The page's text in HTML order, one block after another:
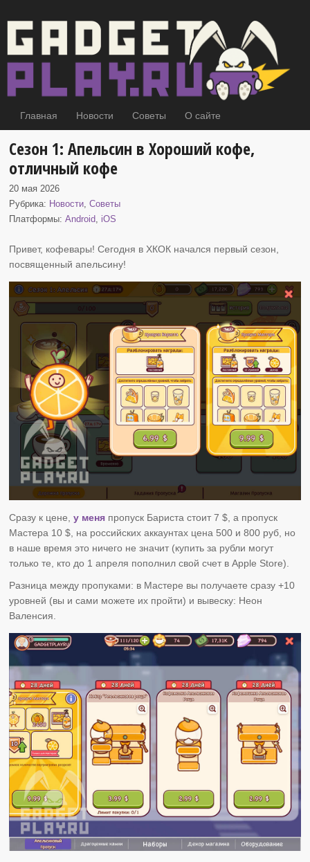
Главная Новости Советы О сайте
Сезон 1: Апельсин в Хороший кофе,
отличный кофе
20 мая 2026
Рубрика: Новости,Советы
Платформы:Android, iOS
Привет, кофевары! Сегодня в ХКОК начался первый сезон,
посвященный апельсину!
Сразу к цене,у меня пропуск Бариста стоит 7 $, а пропуск
Мастера 10 $, на российских аккаунтах цена 500 и 800 руб, но
в наше время это ничего не значит (купить за рубли могут
только те, кто до 1 апреля пополнил свой счет в Apple Store).
Разница между пропуками: в Мастере вы получаете сразу +10
уровней (вы и сами можете их пройти) и вывеску: Неон
Валенсия.